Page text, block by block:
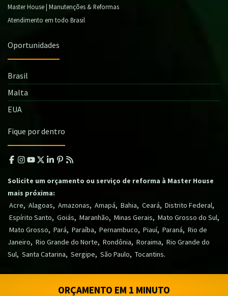
ORÇAMENTO EM 1 MINUTO
Master House | Manutenções & Reformas
Atendimento em todo Brasil
Oportunidades
Brasil
Malta
EUA
Fique por dentro
Solicite um orçamento ou serviço de reforma à Master House
mais próxima:
Acre, Alagoas, Amazonas, Amapá, Bahia, Ceará, Distrito Federal,
Espírito Santo, Goiás, Maranhão, Minas Gerais, Mato Grosso do Sul,
Mato Grosso, Pará, Paraíba, Pernambuco, Piauí, Paraná, Rio de
Janeiro, Rio Grande do Norte, Rondônia, Roraima, Rio Grande do
Sul, Santa Catarina, Sergipe, São Paulo, Tocantins.